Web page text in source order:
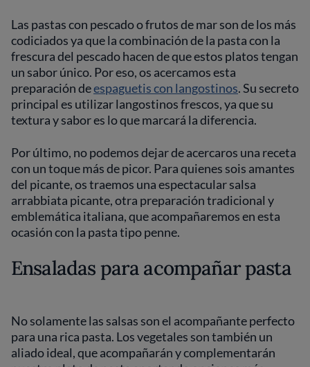
Las pastas con pescado o frutos de mar son de los más
codiciados ya que la combinación de la pasta con la
frescura del pescado hacen de que estos platos tengan
un sabor único. Por eso, os acercamos esta
preparación deespaguetis con langostinos. Su secreto
principal es utilizar langostinos frescos, ya que su
textura y sabor es lo que marcará la diferencia.
Por último, no podemos dejar de acercaros una receta
con un toque más de picor. Para quienes sois amantes
del picante, os traemos una espectacular salsa
arrabbiata picante, otra preparación tradicional y
emblemática italiana, que acompañaremos en esta
ocasión con la pasta tipo penne.
Ensaladas para acompañar pasta
No solamente las salsas son el acompañante perfecto
para una rica pasta. Los vegetales son también un
aliado ideal, que acompañarán y complementarán